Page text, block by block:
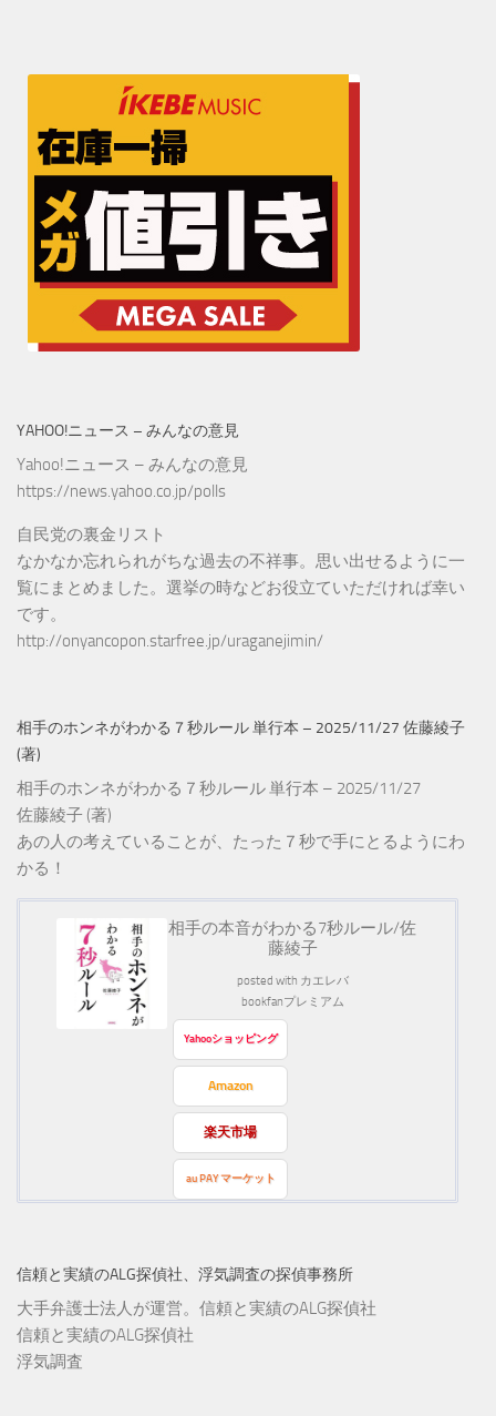
YAHOO!ニュース – みんなの意見
Yahoo!ニュース – みんなの意見
https://news.yahoo.co.jp/polls
自民党の裏金リスト
なかなか忘れられがちな過去の不祥事。思い出せるように一
覧にまとめました。選挙の時などお役立ていただければ幸い
です。
http://onyancopon.starfree.jp/uraganejimin/
相手のホンネがわかる７秒ルール 単行本 – 2025/11/27 佐藤綾子
(著)
相手のホンネがわかる７秒ルール 単行本 – 2025/11/27
佐藤綾子 (著)
あの人の考えていることが、たった７秒で手にとるようにわ
かる！
相手の本音がわかる7秒ルール/佐
藤綾子
posted with カエレバ
bookfanプレミアム
Yahooショッピング
Amazon
楽天市場
au PAY マーケット
信頼と実績のALG探偵社、浮気調査の探偵事務所
大手弁護士法人が運営。信頼と実績のALG探偵社
信頼と実績のALG探偵社
浮気調査